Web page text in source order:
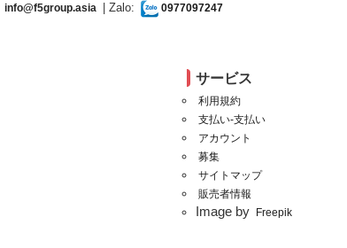
info@f5group.asia | Zalo: 0977097247
サービス
利用規約
支払い-支払い
アカウント
募集
サイトマップ
販売者情報
Image by Freepik